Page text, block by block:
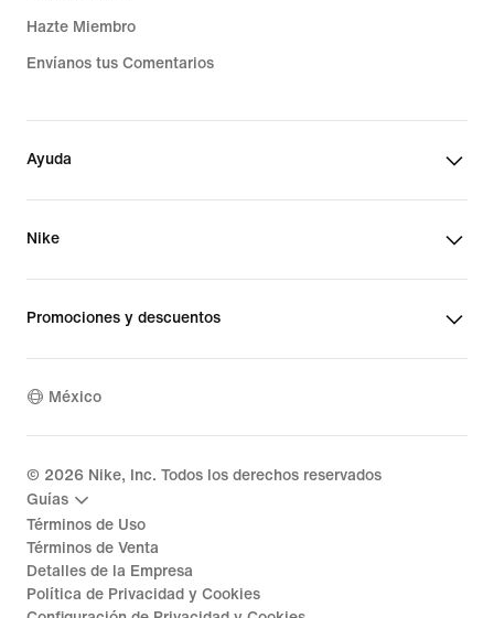
Hazte Miembro
Envíanos tus Comentarios
Ayuda
Nike
Promociones y descuentos
México
© 2026 Nike, Inc. Todos los derechos reservados
Guías
Términos de Uso
Términos de Venta
Detalles de la Empresa
Política de Privacidad y Cookies